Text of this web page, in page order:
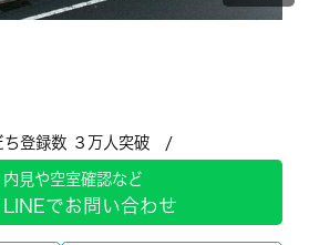
登録数 ３万人突破 /
内見や空室確認など
LINEでお問い合わせ